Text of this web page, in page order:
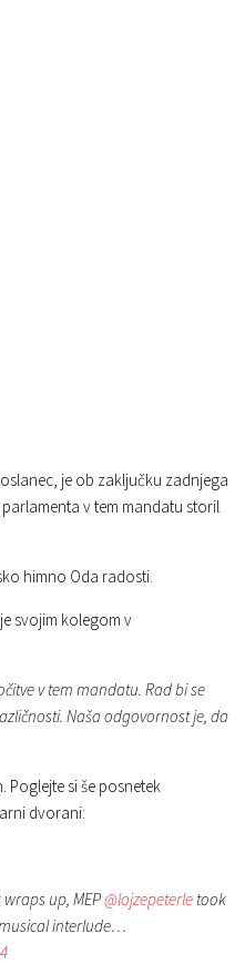
je ob zaključku zadnjega
v tem mandatu storil
himno Oda radosti.
svojim kolegom v
v tem mandatu. Rad bi se
Naša odgovornost je, da
Poglejte si še posnetek
dvorani:
up, MEP@lojzepeterle took
interlude…